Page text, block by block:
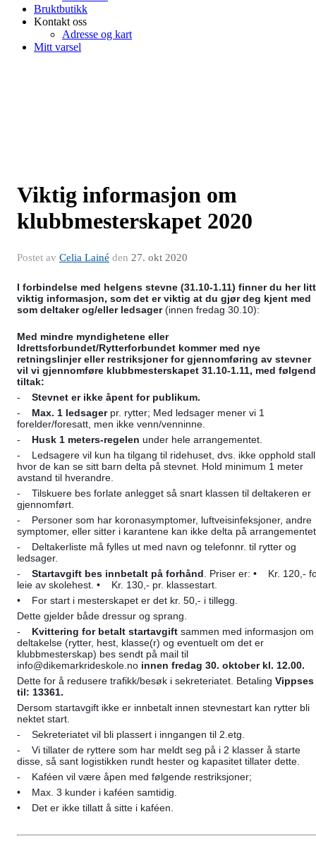
Bruktbutikk
Kontakt oss
Adresse og kart
Mitt varsel
Viktig informasjon om
klubbmesterskapet 2020
Postet av Celia Lainé den 27. okt 2020
I forbindelse med helgens stevne (31.10-1.11) finner du her litt
viktig informasjon, som det er viktig at du gjør deg kjent med
som deltaker og/eller ledsager (innen fredag 30.10):
Med mindre myndighetene eller
Idrettsforbundet/Rytterforbundet kommer med nye
retningslinjer eller restriksjoner for gjennomføring av stevner
vil vi gjennomføre klubbmesterskapet 31.10-1.11, med
tiltak:
- Stevnet er ikke åpent for publikum.
- Max. 1 ledsager pr. rytter; Med ledsager mener vi 1
forelder/foresatt, men ikke venn/venninne.
- Husk 1 meters-regelen under hele arrangementet.
-    Ledsagere vil kun ha tilgang til ridehuset, dvs. ikke opphold
hvor de kan se sitt barn delta på stevnet. Hold minimum 1 meter
avstand til hverandre.
-    Tilskuere bes forlate anlegget så snart klassen til deltakeren er
gjennomført.
-    Personer som har koronasymptomer, luftveisinfeksjoner, andre
symptomer, eller sitter i karantene kan ikke delta på
-    Deltakerliste må fylles ut med navn og telefonnr. til rytter og
ledsager.
- Startavgift bes innbetalt på forhånd . Priser er: •    Kr. 120,-
leie av skolehest. •    Kr. 130,- pr. klassestart.
•    For start i mesterskapet er det kr. 50,- i tillegg.
Dette gjelder både dressur og sprang.
- Kvittering for betalt startavgift sammen med informasjon om
deltakelse (rytter, hest, klasse(r) og eventuelt om det er
klubbmesterskap) bes sendt på mail til
info@dikemarkrideskole.no innen fredag 30. oktober kl. 12.00.
Dette for å redusere trafikk/besøk i sekreteriatet. Betaling Vippses
til: 13361.
Dersom startavgift ikke er innbetalt innen stevnestart kan rytter bli
nektet start.
-    Sekreteriatet vil bli plassert i inngangen til 2.etg.
-    Vi tillater de ryttere som har meldt seg på i 2 klasser å starte
disse, så sant logistikken rundt hester og kapasitet tillater dette.
-    Kaféen vil være åpen med følgende restriksjoner;
•    Max. 3 kunder i kaféen samtidig.
•    Det er ikke tillatt å sitte i kaféen.